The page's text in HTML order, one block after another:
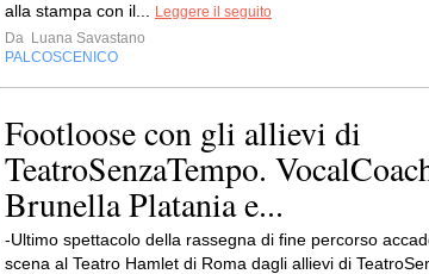
alla stampa con il...
Leggere il seguito
Da Luana Savastano
PALCOSCENICO
Footloose con gli allievi di
TeatroSenzaTempo.
Brunella Platania e...
-Ultimo spettacolo della rassegna di fine percorso
scena al Teatro Hamlet di Roma dagli allievi di